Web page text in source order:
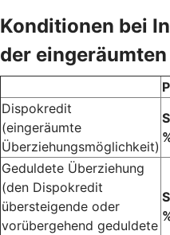
Konditionen bei
der
Dispokredit
(eingeräumte
Überziehungsmöglichkeit)
Geduldete Überziehung
(den Dispokredit
übersteigende oder
vorübergehend geduldete